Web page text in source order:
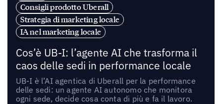
Consigli prodotto Uberall
Strategia di marketing locale
IA nel marketing locale
Cos’è UB-I: l’agente AI che trasforma il
caos delle sedi in performance locale
UB-I è l’AI agentica di Uberall per la performance
delle sedi: un agente AI autonomo che monitora
ogni sede, decide cosa conta di più e fa il lavoro.